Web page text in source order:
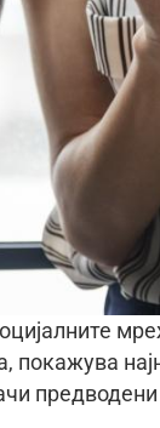
покажува